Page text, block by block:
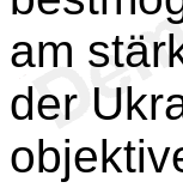
am
der